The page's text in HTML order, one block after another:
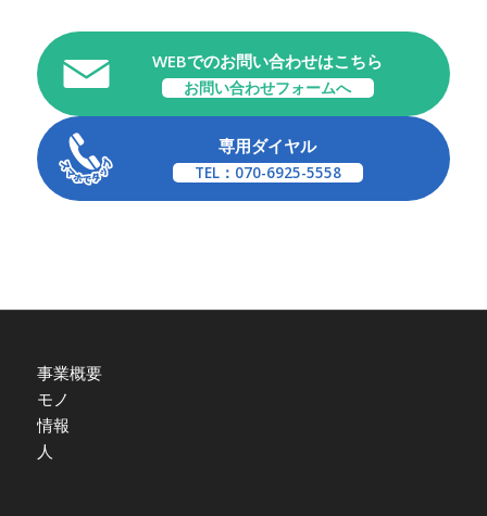
WEBでのお問い合わせはこちら
お問い合わせフォームへ
専用ダイヤル
TEL：070-6925-5558
事業概要
モノ
情報
人